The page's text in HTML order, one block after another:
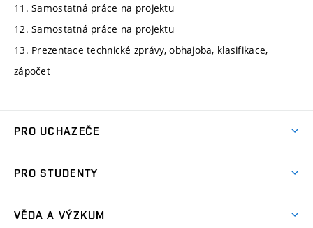
11. Samostatná práce na projektu
12. Samostatná práce na projektu
13. Prezentace technické zprávy, obhajoba, klasifikace,
zápočet
PRO UCHAZEČE
Ambasadoři studia
PRO STUDENTY
VĚDA A VÝZKUM